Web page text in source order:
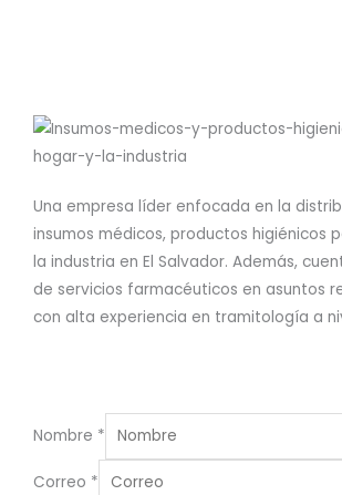
Una empresa líder enfocada en la
insumos médicos, productos higiénicos
la industria en El Salvador. Además,
de servicios farmacéuticos en asuntos
con alta experiencia en tramitología a
Nombre *
Correo *